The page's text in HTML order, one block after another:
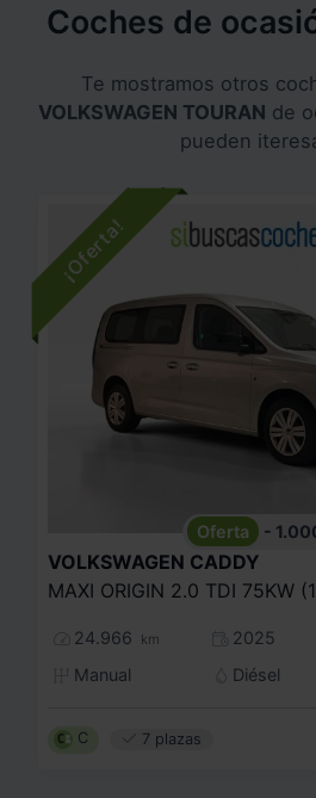
Coches de
Te mostramos otros
VOLKSWAGEN TOURAN de
pueden
-
VOLKSWAGEN CADDY
24.966 km
2025
Manual
Diésel
C 7 plazas